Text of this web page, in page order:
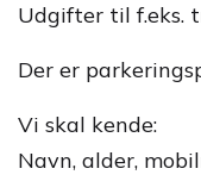
Udgifter til f.eks.
Der er
Vi skal kende:
Navn, alder,